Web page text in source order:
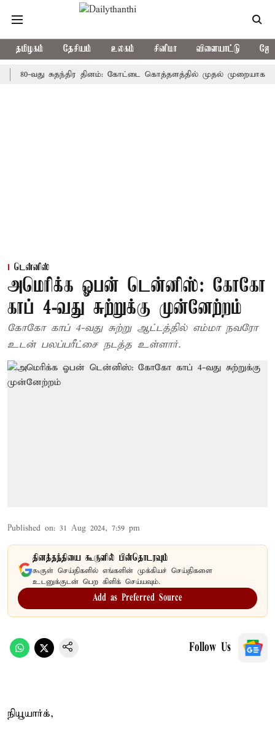
தமிழகம் தேசியம் உலகம் சினிமா விளையாட்டு
வது சுதந்திர தினம்: கோட்டை கொத்தளத்தில் முதல் முறையாக தேசிய
டென்னிஸ்
அமெரிக்க ஓபன் டென்னிஸ்: கோகோ
காப் 4-வது சுற்றுக்கு முன்னேற்றம்
கோகோ காப் 4-வது சுற்று ஆட்டத்தில் எம்மா நவரோ
உடன் பலப்பரீட்சை நடத்த உள்ளார்.
Published on: 31 Aug 2024, 7:59 pm
தினத்தந்தியை கூகுளில் பின்தொடரவும்
கூகுள் செய்திகளில் எங்களின் முக்கியச் செய்திகளை
உடனுக்குடன் பெற கிளிக் செய்யவும்.
Add as Preferred Source
Follow Us
நியூயார்க்,